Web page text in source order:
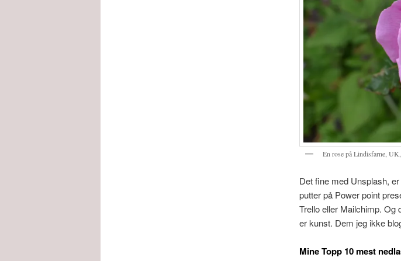
En rose på Lindisfarne,
Det fine med Unsplash,
putter på Power point
Trello eller Mailchimp. Og
er kunst. Dem jeg ikke
Mine Topp 10 mest